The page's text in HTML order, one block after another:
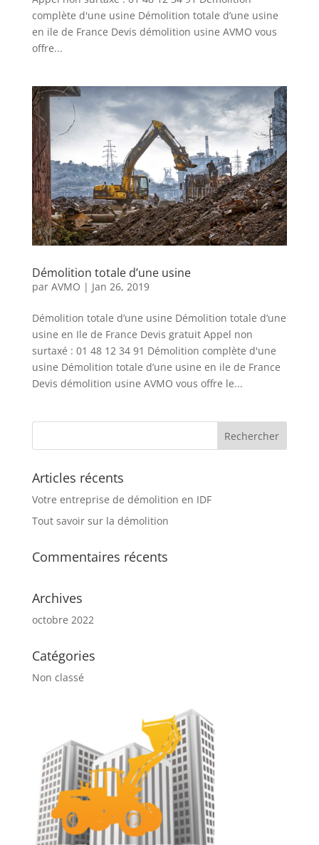
complète d'une usine Démolition totale d’une usine
en ile de France Devis démolition usine AVMO vous
offre...
Démolition totale d’une usine
par AVMO | Jan 26, 2019
Démolition totale d’une usine Démolition totale d’une
usine en Ile de France Devis gratuit Appel non
surtaxé : 01 48 12 34 91 Démolition complète d'une
usine Démolition totale d’une usine en ile de France
Devis démolition usine AVMO vous offre le...
Articles récents
Votre entreprise de démolition en IDF
Tout savoir sur la démolition
Commentaires récents
Archives
octobre 2022
Catégories
Non classé